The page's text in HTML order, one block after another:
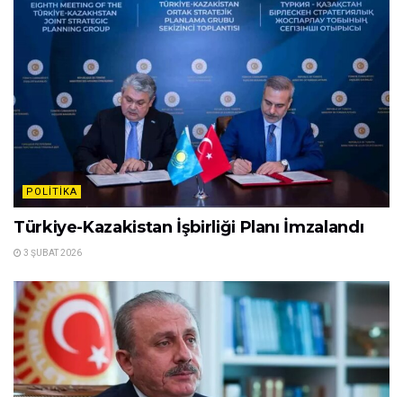
POLITIKA
Türkiye-Kazakistan İşbirliği Planı İmzalandı
3 ŞUBAT 2026